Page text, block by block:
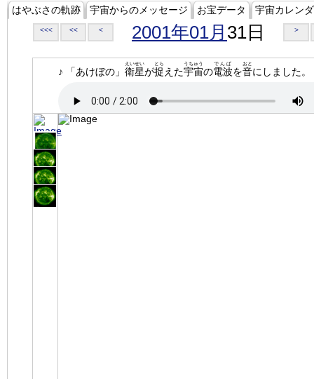
はやぶさの軌跡 宇宙からのメッセージ お宝データ 宇宙カレン
<<< << < 2001年01月 31日 >
♪ 「あけぼの」 衛星
えいせい
が捉
とら
えた宇宙
うちゅう
の電波
でんぱ
を音
おと
にしました。